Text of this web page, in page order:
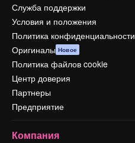
Служба поддержки
Условия и положения
Политика конфиденциальности
Оригиналы Новое
Политика файлов cookie
Центр доверия
Партнеры
Предприятие
Компания